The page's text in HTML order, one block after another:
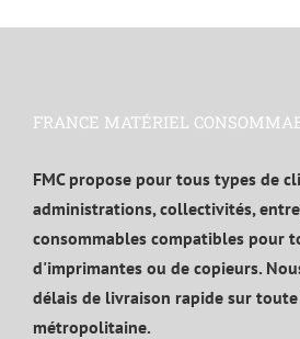
FRANCE MATÉRIEL
FMC propose pour tous types de
administrations, collectivités,
consommables compatibles pour
d'imprimantes ou de copieurs.
délais de livraison rapide sur toute
métropolitaine.